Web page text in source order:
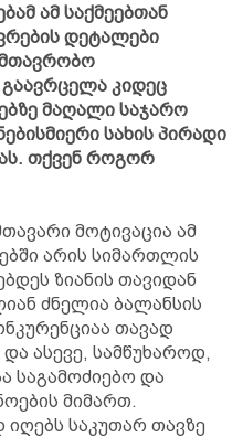
ამ საქმეებთან
დეტალები
გაავრცელა კიდეც
მაღალი საჯარო
სახის პირადი
თქვენ როგორ
მოტივაცია ამ
არის სიმართლის
ზიანის თავიდან
ძნელია ბალანსის
თავად
ასევე, სამწუხაროდ,
საგამოძიებო და
მიმართ.
იღებს საკუთარ თავზე